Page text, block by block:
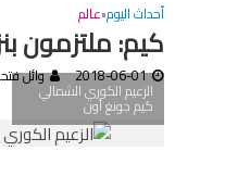
أحداث اليوم•عالم
كيم: ملتزمون
2018-06-01 وائل
الزعيم الكوري الشمالي
كيم جونغ أون